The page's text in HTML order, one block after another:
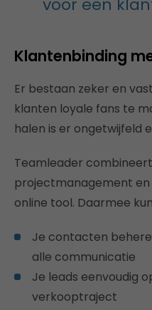
voor een
Klantenbinding
Er bestaan zeker en
klanten loyale fans te
halen is er ongetwijfeld
Teamleader combineert
projectmanagement
online tool. Daarmee
Je contacten
alle communicatie
Je leads eenvoudig
verkooptraject